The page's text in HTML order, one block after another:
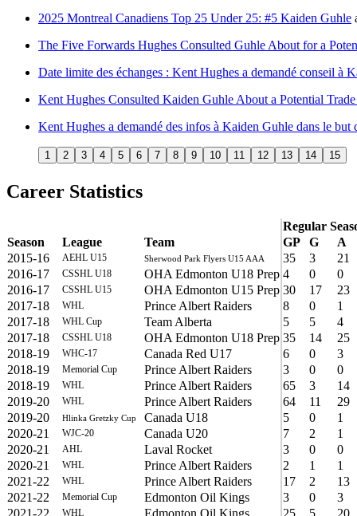
2025 Montreal Canadiens Top 25 Under 25: #5 Kaiden Guhle
The Five Forwards Hughes Consulted Guhle About for a
Date limite des échanges : Kent Hughes a demandé conseil à
Kent Hughes Consulted Kaiden Guhle About a Potential
Kent Hughes a demandé des infos à Kaiden Guhle dans le but
1 2 3 4 5 6 7 8 9 10 11 12 13 14 15
Career Statistics
Regular
Season
League Team GP G
A
2015-16
AEHL U15 Sherwood Park Flyers U15 AAA 35 3
21
2016-17
CSSHL U18 OHA Edmonton U18 Prep 4 0
0
2016-17
CSSHL U15 OHA Edmonton U15 Prep 30 17
23
2017-18
WHL Prince Albert Raiders 8 0
1
2017-18
WHL Cup Team Alberta 5 5
4
2017-18
CSSHL U18 OHA Edmonton U18 Prep 35 14
25
2018-19
WHC-17 Canada Red U17 6 0
3
2018-19
Memorial Cup Prince Albert Raiders 3 0
0
2018-19
WHL Prince Albert Raiders 65 3
14
2019-20
WHL Prince Albert Raiders 64 11
29
2019-20
Hlinka Gretzky Cup Canada U18 5 0
1
2020-21
WJC-20 Canada U20 7 2
1
2020-21
AHL Laval Rocket 3 0
0
2020-21
WHL Prince Albert Raiders 2 1
1
2021-22
WHL Prince Albert Raiders 17 2
13
2021-22
Memorial Cup Edmonton Oil Kings 3 0
3
2021-22
WHL Edmonton Oil Kings 25 5 20